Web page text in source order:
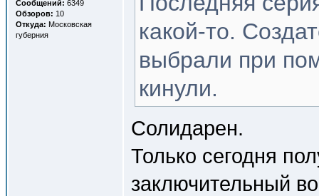
Сообщений: 6349
Обзоров: 10
Откуда: Московская
губерния
какой-то.
выбрали при
кинули.
Солидарен.
Только сегодня
заключительный